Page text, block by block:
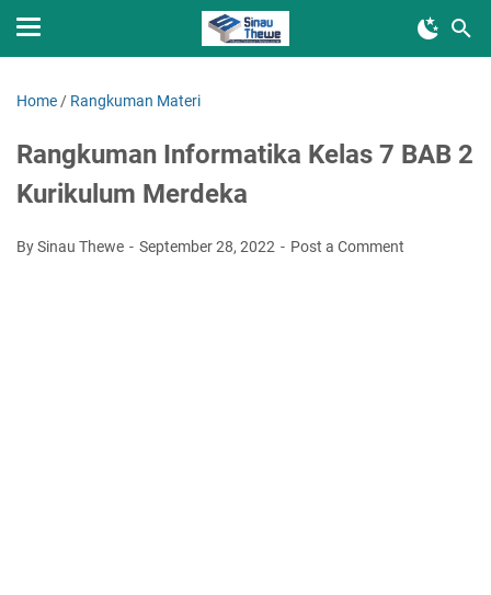
Home / Rangkuman Materi
Rangkuman Informatika Kelas 7 BAB 2
Kurikulum Merdeka
By Sinau Thewe September 28, 2022 Post a Comment